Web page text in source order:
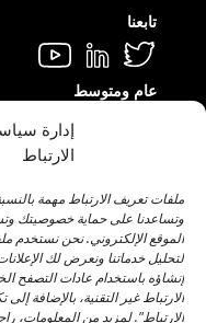
إدارة
الارتباط
ملفات تعريف الارتباط مهمة
وتساعدنا على حماية خصوصيتك
الموقع الإلكتروني. نحن نستخدم
لتحليل خدماتنا ونعرض لك
إنشاؤه باستخدام عادات التصفح
الارتباط غير التقنية، بالإضافة
الارتباط". لمزيد من المعلومات،
تابعنا
عام ومتوسط
اشترك في